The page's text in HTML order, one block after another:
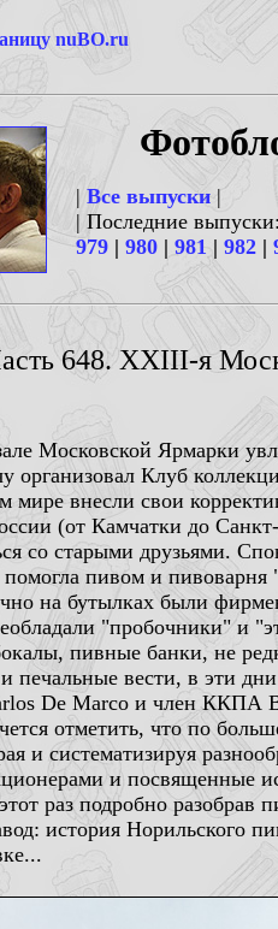
nuBO.ru
| Все выпуски |
| Последние выпуски:
979 | 980 | 981 | 982 |
648. XXIII-я
Московской Ярмарки
организовал Клуб
мире внесли свои
(от Камчатки до
со старыми друзьями.
помогла пивом и
на бутылках были
"пробочники" и
пивные банки, не
печальные вести, в эти
De Marco и член ККПА
отметить, что по
и систематизируя
и посвященные
раз подробно
история Норильского